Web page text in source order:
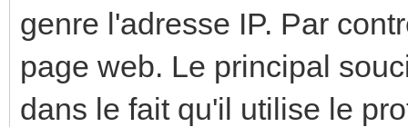
genre l'adresse IP. Par
page web. Le principal
dans le fait qu'il utilise le